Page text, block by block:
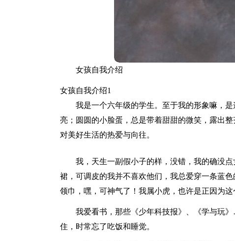
女孩自我介绍
女孩自我介绍1
我是一个六年级的学生。至于我的形象嘛，
亮；圆圆的小脸蛋，总是带着甜甜的微笑，露出
对美好生活的热爱与向往。
我，天生一副假小子的样，没错，我的确没
裙，可调皮的我并不喜欢他们，我总爱穿一条蓝
领巾，嘿，可神气了！我属小虎，也许是正因为
我爱看书，那些《少年科技报》、《学与玩
住，时常忘了吃饭和睡觉。